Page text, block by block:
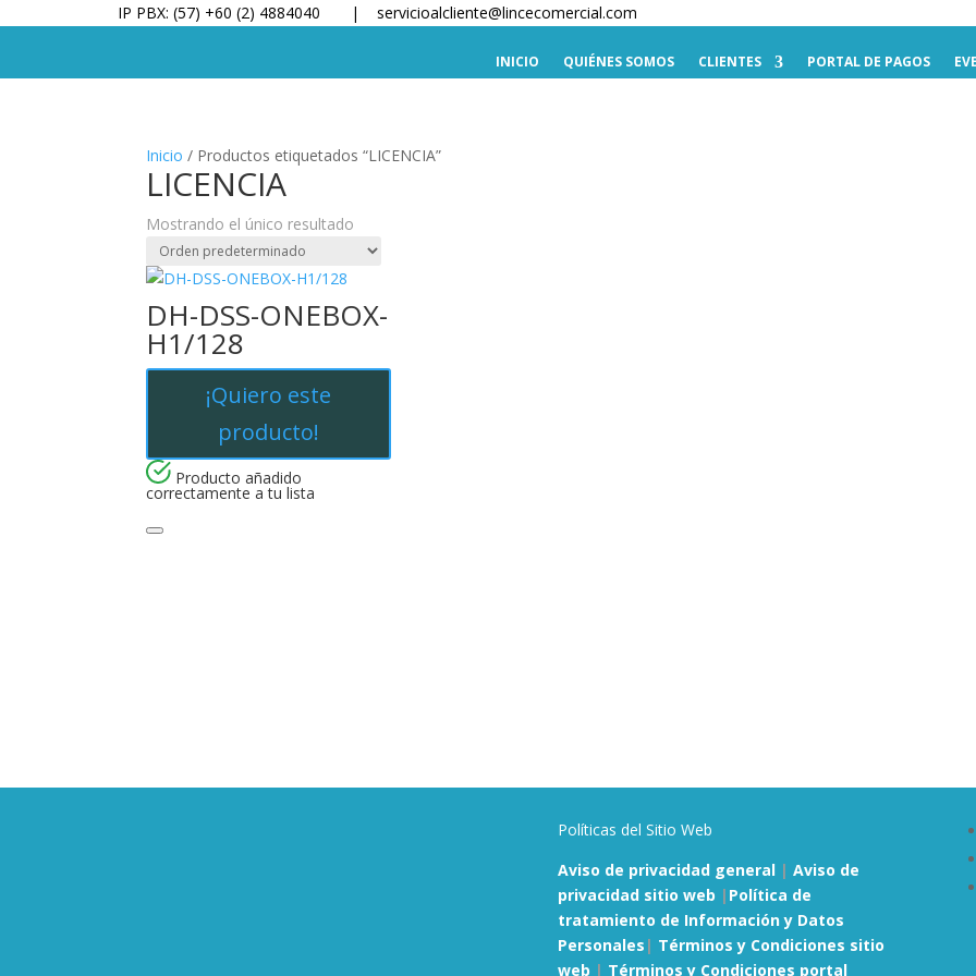
IP PBX: (57) +60 (2) 4884040 | servicioalcliente@lincecomercial.com
INICIO QUIÉNES SOMOS CLIENTES PORTAL DE PAGOS
Inicio / Productos etiquetados “LICENCIA”
LICENCIA
Mostrando el único resultado
DH-DSS-ONEBOX-
H1/128
¡Quiero este
producto!
Producto añadido
correctamente a tu lista
Políticas del Sitio Web
Aviso de privacidad general| Aviso de
privacidad sitio web | Política de
tratamiento de Información y Datos
Personales | Términos y Condiciones sitio
web | Términos y Condiciones portal